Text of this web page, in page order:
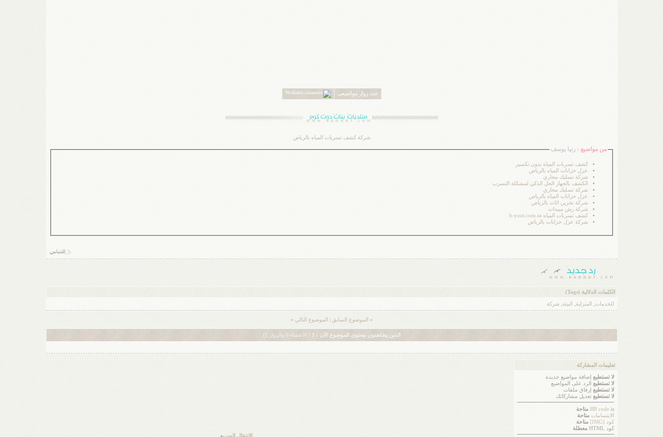
عدد زوار مواضيعى
شركة كشف تسربات المياه بالرياض
من مواضيع :رنيا يوسف
كشف تسربات المياه بدون تكسير
عزل خزانات المياه بالرياض
شركة تسليك مجاري
الكشف بالجهاز الحل الذكي لمشكلة التسرب
شركة تسليك مجاري
عزل خزانات المياه بالرياض
شركة تخزين اثاث بالرياض
شركة رش مبيدات
كشف تسربات المياه b-yout.com.sa
شركة عزل خزانات بالرياض
الكلمات الدلالية (Tags)
للخدمات المنزلية البيئة ,شركة
« الموضوع السابق الموضوع التالي »
الذين يشاهدون محتوى الموضوع الآن : 1 ( الأعضاء 0 والزوار 1)
تعليمات المشاركة
لا تستطيع
إضافة مواضيع جديدة
لا تستطيع
الرد على المواضيع
لا تستطيع
إرفاق ملفات
لا تستطيع تعديل مشاركاتك
BB codeis
متاحة
الابتسامات متاحة
كود [IMG]
متاحة
كود HTML
معطلة
الانتقال السريع